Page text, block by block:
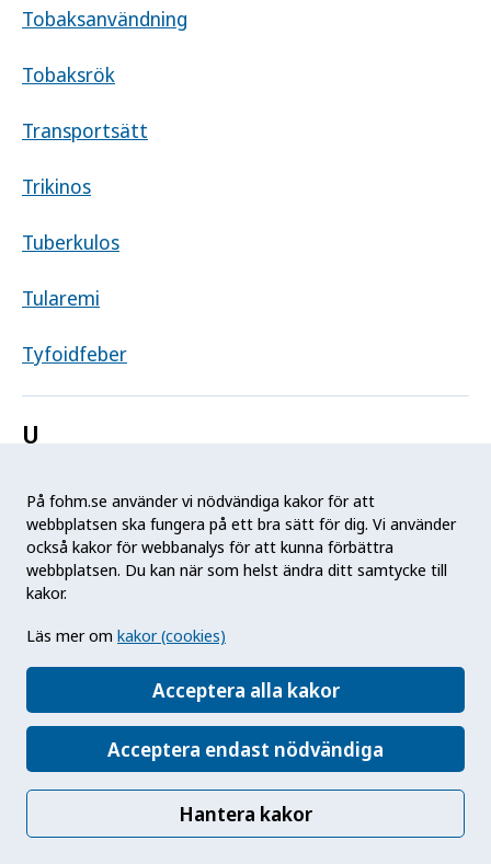
På fohm.se använder vi nödvändiga kakor för att
webbplatsen ska fungera på ett bra sätt för dig. Vi använder
också kakor för webbanalys för att kunna förbättra
webbplatsen. Du kan när som helst ändra ditt samtycke till
kakor.
Läs mer om kakor (cookies)
Acceptera alla kakor
Acceptera endast nödvändiga
Hantera kakor
Tobaksanvändning
Tobaksrök
Transportsätt
Trikinos
Tuberkulos
Tularemi
Tyfoidfeber
U
Undulantfeber
Urinläckage
Utbildningsnivå
Utomhusvistelse
V